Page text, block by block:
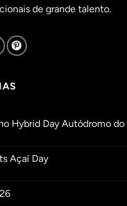
de grande talento.
Hybrid Day Autódromo do
Açaí Day